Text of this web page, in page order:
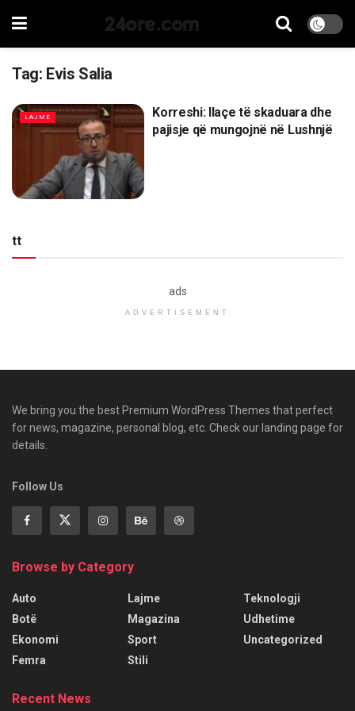
24ore.com
Tag: Evis Salia
LAJME
Korreshi: Ilaçe të skaduara dhe
pajisje që mungojnë në Lushnjë
tt
ads
ADVERTISEMENT
We bring you the best Premium WordPress Themes that perfect
for news, magazine, personal blog, etc. Check our landing page for
details.
Follow Us
Browse by Category
Auto
Botë
Ekonomi
Femra
Lajme
Magazina
Sport
Stili
Teknologji
Udhetime
Uncategorized
Recent News